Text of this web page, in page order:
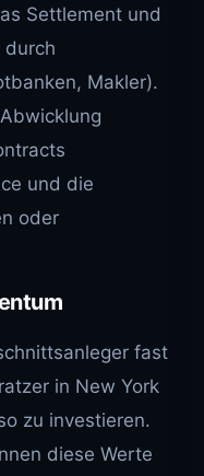
Settlement und
durch
Makler).
und die
oder
fast
in New York
zu investieren.
diese Werte